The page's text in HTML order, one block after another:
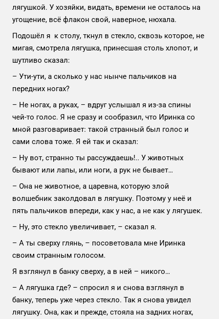
лягушкой. У хозяйки, видать, времени не осталось на
угощение, всё флакон свой, наверное, нюхала.
Подошёл я к столу, ткнул в стекло, сквозь которое, не
мигая, смотрела лягушка, принесшая столь хлопот, и
шутливо сказал:
– Ути-ути, а сколько у нас нынче пальчиков на
передних ногах?
– Не ногах, а руках, – вдруг услышал я из-за спины
чей-то голос. Я не сразу и сообразил, что Иринка со
мной разговаривает: такой странный был голос и
сами слова тоже. Я ей так и сказал:
– Ну вот, странно ты рассуждаешь!.. У животных
бывают или лапы, или ноги, а рук не бывает…
– Она не животное, а царевна, которую злой
волшебник заколдовал в лягушку. Поэтому у неё и
пять пальчиков впереди, как у нас, а не как у лягушек.
– Ну, это стекло увеличивает, – сказал я.
– А ты сверху глянь, – посоветовала мне Иринка
своим странным голосом.
Я взглянул в банку сверху, а в ней – никого…
– А лягушка где? – спросил я и снова взглянул в
банку, теперь уже через стекло. Так я снова увидел
лягушку. Она, как и прежде, стояла на задних ногах,